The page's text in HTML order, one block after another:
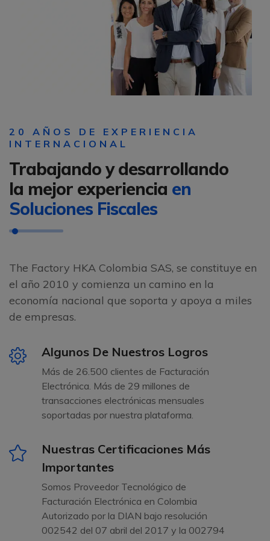
20 AÑOS DE EXPERIENCIA
INTERNACIONAL
Trabajando y desarrollando
la mejor experiencia en
Soluciones Fiscales
The Factory HKA Colombia SAS, se constituye en
el año 2010 y comienza un camino en la
economía nacional que soporta y apoya a miles
de empresas.
Algunos De Nuestros Logros
Más de 26.500 clientes de Facturación
Electrónica. Más de 29 millones de
transacciones electrónicas mensuales
soportadas por nuestra plataforma.
Nuestras Certificaciones Más
Importantes
Somos Proveedor Tecnológico de
Facturación Electrónica en Colombia
Autorizado por la DIAN bajo resolución
002542 del 07 abril del 2017 y la 002794